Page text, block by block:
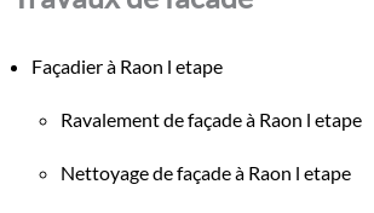
Façadier à Raon l etape
Ravalement de façade à Raon l etape
Nettoyage de façade à Raon l etape